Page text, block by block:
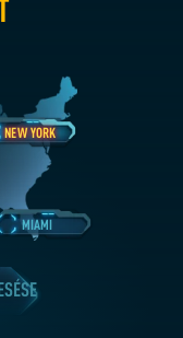
NEW YORK
MIAMI